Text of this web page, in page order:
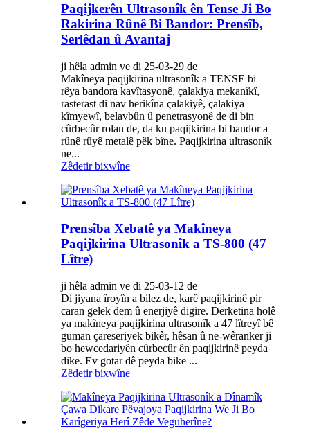
Paqijkerên Ultrasonîk ên Tense Ji Bo
Rakirina Rûnê Bi Bandor: Prensîb,
Serlêdan û Avantaj
ji hêla admin ve di 25-03-29 de
Makîneya paqijkirina ultrasonîk a TENSE bi
rêya bandora kavîtasyonê, çalakiya mekanîkî,
rasterast di nav herikîna çalakiyê, çalakiya
kîmyewî, belavbûn û penetrasyonê de di bin
cûrbecûr rolan de, da ku paqijkirina bi bandor a
rûnê rûyê metalê pêk bîne. Paqijkirina ultrasonîk
ne...
Zêdetir bixwîne
Prensîba Xebatê ya Makîneya
Paqijkirina Ultrasonîk a TS-800 (47
Lître)
ji hêla admin ve di 25-03-12 de
Di jiyana îroyîn a bilez de, karê paqijkirinê pir
caran gelek dem û enerjiyê digire. Derketina holê
ya makîneya paqijkirina ultrasonîk a 47 lîtreyî bê
guman çareseriyek bikêr, hêsan û ne-wêranker ji
bo hewcedariyên cûrbecûr ên paqijkirinê peyda
dike. Ev gotar dê peyda bike ...
Zêdetir bixwîne